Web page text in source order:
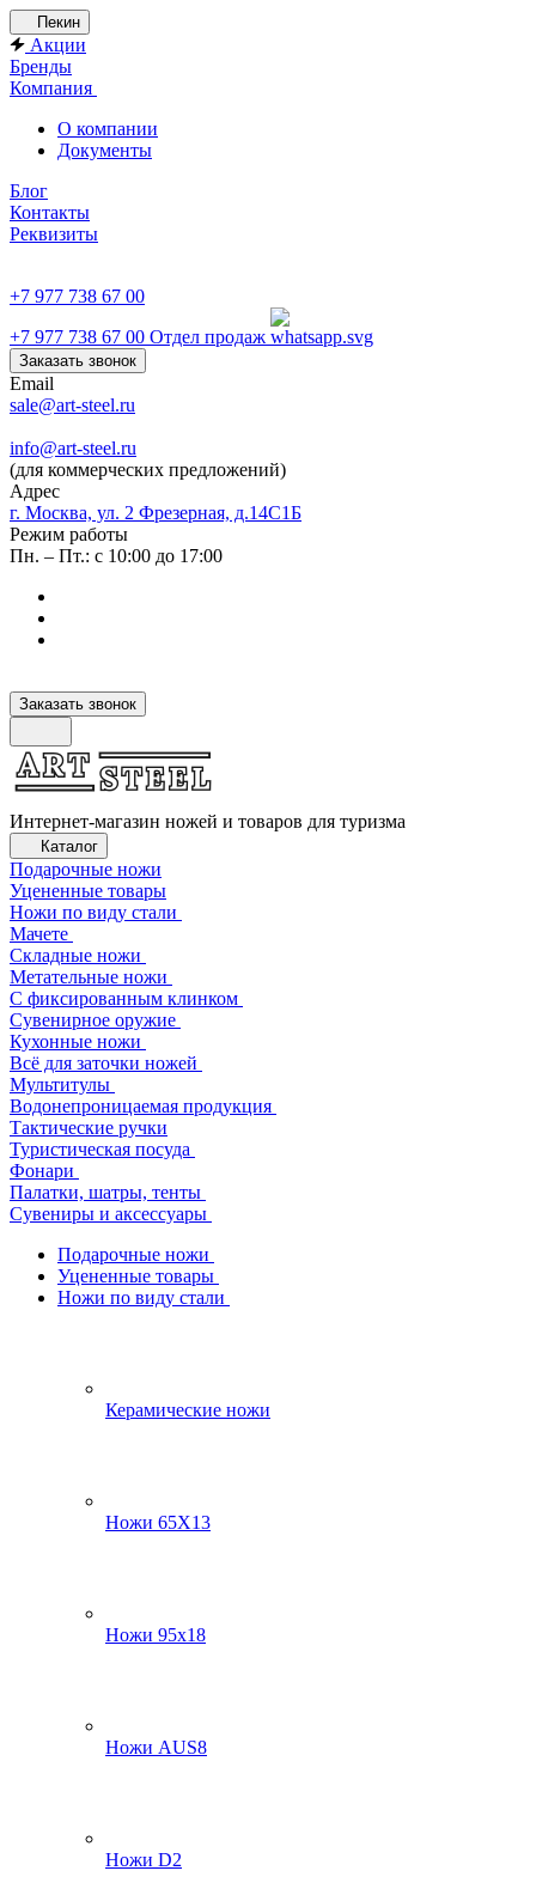
Пекин
Акции
Бренды
Компания
О компании
Документы
Блог
Контакты
Реквизиты
+7 977 738 67 00
+7 977 738 67 00 Отдел продаж
Заказать звонок
Email
sale@art-steel.ru
info@art-steel.ru
(для коммерческих предложений)
Адрес
г. Москва, ул. 2 Фрезерная, д.14С1Б
Режим работы
Пн. – Пт.: с 10:00 до 17:00
Заказать звонок
Интернет-магазин ножей и товаров для туризма
Каталог
Подарочные ножи
Уцененные товары
Ножи по виду стали
Мачете
Складные ножи
Метательные ножи
С фиксированным клинком
Сувенирное оружие
Кухонные ножи
Всё для заточки ножей
Мультитулы
Водонепроницаемая продукция
Тактические ручки
Туристическая посуда
Фонари
Палатки, шатры, тенты
Сувениры и аксессуары
Подарочные ножи
Уцененные товары
Ножи по виду стали
Керамические ножи
Ножи 65Х13
Ножи 95х18
Ножи AUS8
Ножи D2